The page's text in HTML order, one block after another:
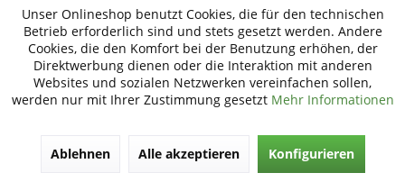
Unser Onlineshop benutzt Cookies, die für den technischen
Betrieb erforderlich sind und stets gesetzt werden. Andere
Cookies, die den Komfort bei der Benutzung erhöhen, der
Direktwerbung dienen oder die Interaktion mit anderen
Websites und sozialen Netzwerken vereinfachen sollen,
werden nur mit Ihrer Zustimmung gesetzt Mehr Informationen
Ablehnen Alle akzeptieren Konfigurieren